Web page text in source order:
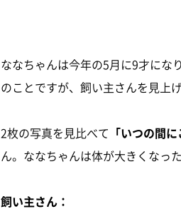
ななちゃんは今年の5月に9才にな
のことですが、飼い主さんを見上
2枚の写真を見比べて 「いつの間
ん。ななちゃんは体が大きくなっ
飼い主さん：